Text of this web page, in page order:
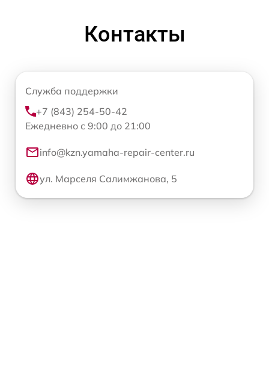
Контакты
Служба поддержки
+7 (843) 254-50-42
Ежедневно с 9:00 до 21:00
info@kzn.yamaha-repair-center.ru
ул. Марселя Салимжанова, 5